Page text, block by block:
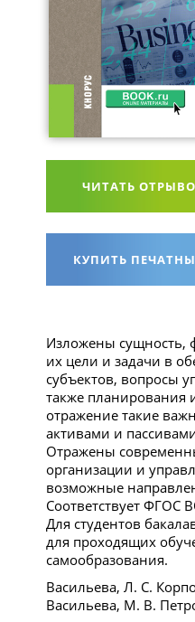
ЧИТАТЬ
КУПИТЬ
Изложены сущность,
их цели и задачи в
субъектов, вопросы
также планирования
отражение такие
активами и
Отражены
организации и
возможные
Соответствует ФГОС
Для студентов
для проходящих
самообразования.
Васильева, Л. С.
Васильева, М. В.